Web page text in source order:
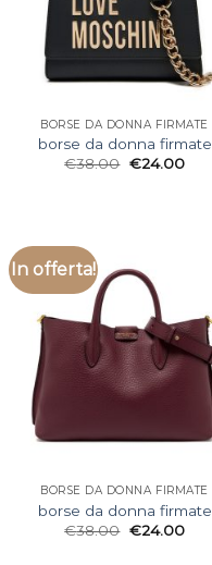
BORSE DA DONNA FIRMATE
borse da donna firmate
€38.00 €24.00
In offerta!
BORSE DA DONNA FIRMATE
borse da donna firmate
€38.00 €24.00